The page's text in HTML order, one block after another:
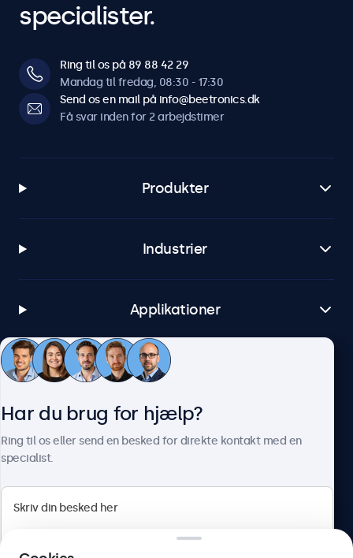
specialister.
Ring til os på 89 88 42 29
Mandag til fredag, 08:30 - 17:30
Send os en mail på info@beetronics.dk
Få svar inden for 2 arbejdstimer
Produkter
Industrier
Applikationer
Kundeservice
Har du brug for hjælp?
Ring til os eller send en besked for direkte kontakt med en
specialist.